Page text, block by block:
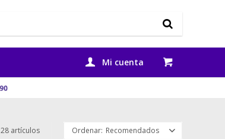
28 artículos Recomendados